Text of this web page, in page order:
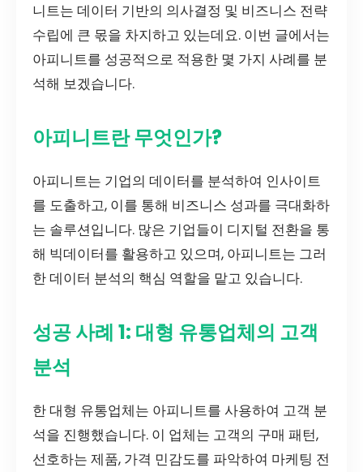
니트는 데이터 기반의 의사결정 및 비즈니스 전략
수립에 큰 몫을 차지하고 있는데요. 이번 글에서는
아피니트를 성공적으로 적용한 몇 가지 사례를 분
석해 보겠습니다.
아피니트란 무엇인가?
아피니트는 기업의 데이터를 분석하여 인사이트
를 도출하고, 이를 통해 비즈니스 성과를 극대화하
는 솔루션입니다. 많은 기업들이 디지털 전환을 통
해 빅데이터를 활용하고 있으며, 아피니트는 그러
한 데이터 분석의 핵심 역할을 맡고 있습니다.
성공 사례 1: 대형 유통업체의 고객
분석
한 대형 유통업체는 아피니트를 사용하여 고객 분
석을 진행했습니다. 이 업체는 고객의 구매 패턴,
선호하는 제품, 가격 민감도를 파악하여 마케팅 전